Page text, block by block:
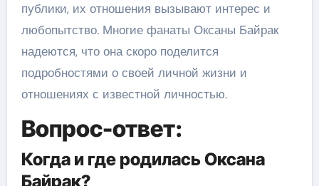
публики, их отношения вызывают интерес и
любопытство. Многие фанаты Оксаны Байрак
надеются, что она скоро поделится
подробностями о своей личной жизни и
отношениях с известной личностью.
Вопрос-ответ:
Когда и где родилась Оксана
Байрак?